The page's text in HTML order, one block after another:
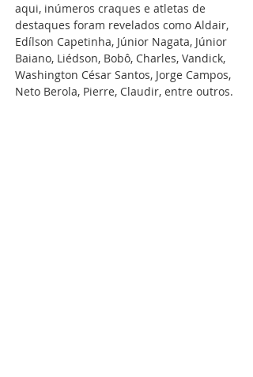
aqui, inúmeros craques e atletas de
destaques foram revelados como Aldair,
Edílson Capetinha, Júnior Nagata, Júnior
Baiano, Liédson, Bobô, Charles, Vandick,
Washington César Santos, Jorge Campos,
Neto Berola, Pierre, Claudir, entre outros.